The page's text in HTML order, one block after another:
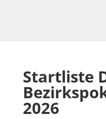
Startliste
2026